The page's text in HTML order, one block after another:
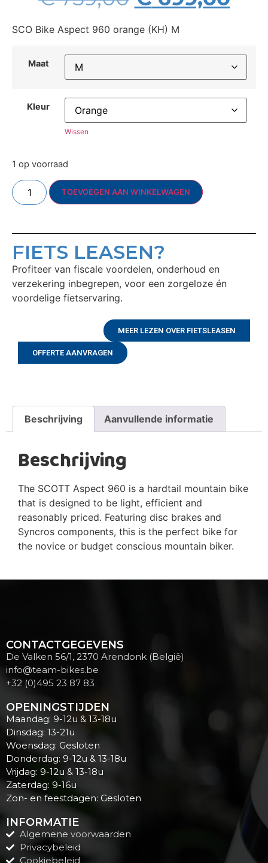
SCO Bike Aspect 960 orange (KH) M
Maat
Kleur
Wissen
1 op voorraad
TOEVOEGEN AAN WINKELWAGEN
FIETS LEASEN?
Profiteer van fiscale voordelen, onderhoud en
verzekering inbegrepen, voor een zorgeloze én
voordelige fietservaring.
MEER LEZEN OVER FIETSLEASEN
OFFERTE AANVRAGEN
Beschrijving Aanvullende informatie
Beschrijving
The SCOTT Aspect 960 is a hardtail mountain bike
that is designed to be light, efficient and
reasonably priced. Featuring disc brakes and
Syncros components, this is the perfect bike for
the novice or budget conscious mountain biker.
CONTACTGEGEVENS
De Valken 56/1, 2370 Arendonk (België)
info@team-bikes.be
+32 (0)495 23 87 83
OPENINGSTIJDEN
Maandag: 9-12u & 13-18u
Dinsdag: 13-21u
Woensdag: Gesloten
Donderdag: 9-12u & 13-18u
Vrijdag: 9-12u & 13-18u
Zaterdag: 9-16u
Zon- en feestdagen: Gesloten
INFORMATIE
Algemene voorwaarden
Privacybeleid
Cookiebeleid